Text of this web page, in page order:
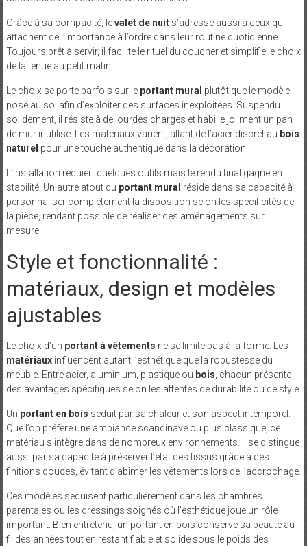
Grâce à sa compacité, levalet de nuits’adresse aussi à ceux qui
attachent de l’importance à l’ordre dans leur routine quotidienne.
Toujours prêt à servir, il facilite le rituel du coucher et simplifie le choix
de la tenue au petit matin.
Le choix se porte parfois sur le portant mural plutôt que le modèle
posé au sol afin d’exploiter des surfaces inexploitées. Suspendu
solidement, il résiste à de lourdes charges et habille joliment un pan
de mur inutilisé. Les matériaux varient, allant de l’acier discret au bois
naturel pour une touche authentique dans la décoration.
L’installation requiert quelques outils mais le rendu final gagne en
stabilité. Un autre atout du portant mural réside dans sa capacité à
personnaliser complètement la disposition selon les spécificités de
la pièce, rendant possible de réaliser des aménagements sur
mesure.
Style et fonctionnalité :
matériaux, design et modèles
ajustables
Le choix d’un portant à vêtements ne se limite pas à la forme. Les
matériauxinfluencent autant l’esthétique que la robustesse du
meuble. Entre acier, aluminium, plastique ou bois , chacun présente
des avantages spécifiques selon les attentes de durabilité ou de style.
Un portant en bois séduit par sa chaleur et son aspect intemporel.
Que l’on préfère une ambiance scandinave ou plus classique, ce
matériau s’intègre dans de nombreux environnements. Il se distingue
aussi par sa capacité à préserver l’état des tissus grâce à des
finitions douces, évitant d’abîmer les vêtements lors de l’accrochage.
Ces modèles séduisent particulièrement dans les chambres
parentales ou les dressings soignés où l’esthétique joue un rôle
important. Bien entretenu, un portant en bois conserve sa beauté au
fil des années tout en restant fiable et solide sous le poids des